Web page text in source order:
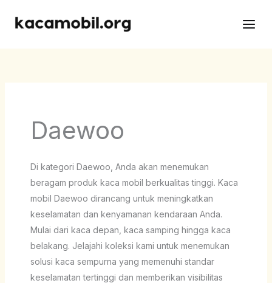
Daewoo
Di kategori Daewoo, Anda akan menemukan
beragam produk kaca mobil berkualitas tinggi. Kaca
mobil Daewoo dirancang untuk meningkatkan
keselamatan dan kenyamanan kendaraan Anda.
Mulai dari kaca depan, kaca samping hingga kaca
belakang. Jelajahi koleksi kami untuk menemukan
solusi kaca sempurna yang memenuhi standar
keselamatan tertinggi dan memberikan visibilitas